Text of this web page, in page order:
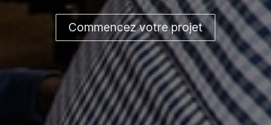
Commencez votre projet